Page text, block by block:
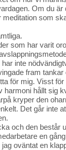
Om du
meditation som
som har varit
inte
fram
för mig. Visst
harmoni hållt sig
kryper den
Det går inte
och den består
en
oväntat en